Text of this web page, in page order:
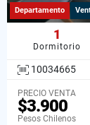
Departamento
1
Dormitorio
10034665
PRECIO VENTA
$3.900
Pesos Chilenos